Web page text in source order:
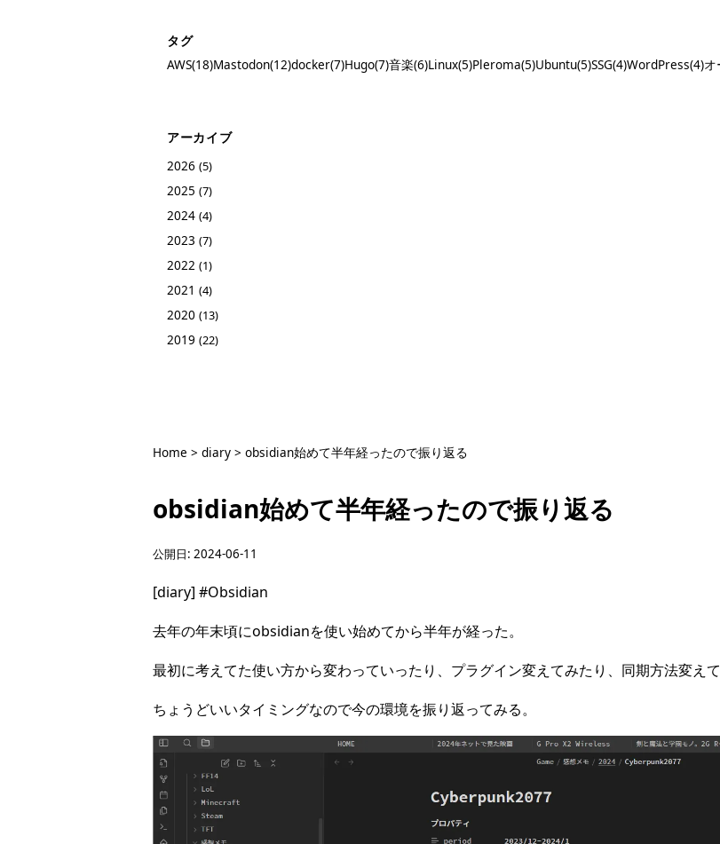
タグ
AWS(18)Mastodon(12)docker(7)Hugo(7)音楽(6)Linux(5)Pleroma(5)Ubuntu(5)SSG(4)WordPress(4)オ
アーカイブ
2026 (5)
2025 (7)
2024 (4)
2023 (7)
2022 (1)
2021 (4)
2020 (13)
2019 (22)
Home > diary > obsidian始めて半年経ったので振り返る
obsidian始めて半年経ったので振り返る
公開日: 2024-06-11
[diary] #Obsidian
去年の年末頃にobsidianを使い始めてから半年が経った。
最初に考えてた使い方から変わっていったり、プラグイン変えてみたり、同期方法変えて
ちょうどいいタイミングなので今の環境を振り返ってみる。